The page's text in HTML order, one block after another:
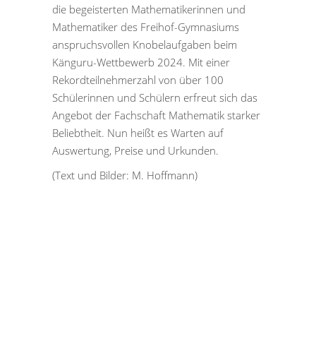
die begeisterten Mathematikerinnen und
Mathematiker des Freihof-Gymnasiums
anspruchsvollen Knobelaufgaben beim
Känguru-Wettbewerb 2024. Mit einer
Rekordteilnehmerzahl von über 100
Schülerinnen und Schülern erfreut sich das
Angebot der Fachschaft Mathematik starker
Beliebtheit. Nun heißt es Warten auf
Auswertung, Preise und Urkunden.
(Text und Bilder: M. Hoffmann)